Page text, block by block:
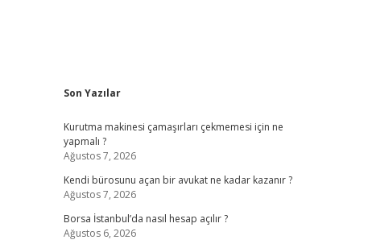
Sidebar
Son Yazılar
Kurutma makinesi çamaşırları çekmemesi için ne
yapmalı ?
Ağustos 7, 2026
Kendi bürosunu açan bir avukat ne kadar kazanır ?
Ağustos 7, 2026
Borsa İstanbul’da nasıl hesap açılır ?
Ağustos 6, 2026